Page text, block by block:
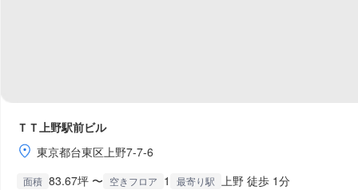
ＴＴ上野駅前ビル
東京都台東区上野7-7-6
面積 83.67坪 〜 空きフロア 1 最寄り駅 上野 徒歩 1分